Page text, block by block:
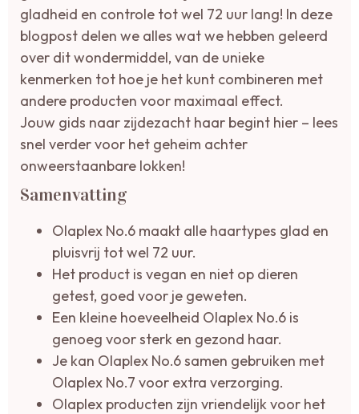
gladheid en controle tot wel 72 uur lang! In deze
blogpost delen we alles wat we hebben geleerd
over dit wondermiddel, van de unieke
kenmerken tot hoe je het kunt combineren met
andere producten voor maximaal effect.
Jouw gids naar zijdezacht haar begint hier – lees
snel verder voor het geheim achter
onweerstaanbare lokken!
Samenvatting
Olaplex No.6 maakt alle haartypes glad en
pluisvrij tot wel 72 uur.
Het product is vegan en niet op dieren
getest, goed voor je geweten.
Een kleine hoeveelheid Olaplex No.6 is
genoeg voor sterk en gezond haar.
Je kan Olaplex No.6 samen gebruiken met
Olaplex No.7 voor extra verzorging.
Olaplex producten zijn vriendelijk voor het